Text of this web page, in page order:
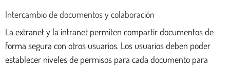
Intercambio de documentos y colaboración
La extranet y la intranet permiten compartir documentos de
forma segura con otros usuarios. Los usuarios deben poder
establecer niveles de permisos para cada documento para